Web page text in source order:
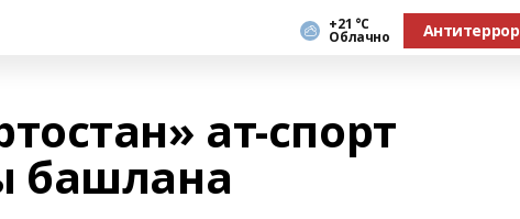
+21 °С
Облачно Антитеррор
ат-спорт
башлана